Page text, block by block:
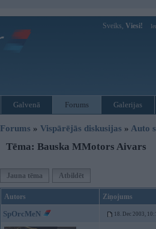
Sveiks, Viesi!
Galvenā Forums Galerijas
Forums » Vispārējās diskusijas » Auto
Tēma: Bauska MMotors Aivars
Jauna tēma Atbildēt
Autors Ziņojums
SpOrcMeN 18. Dec 2003,